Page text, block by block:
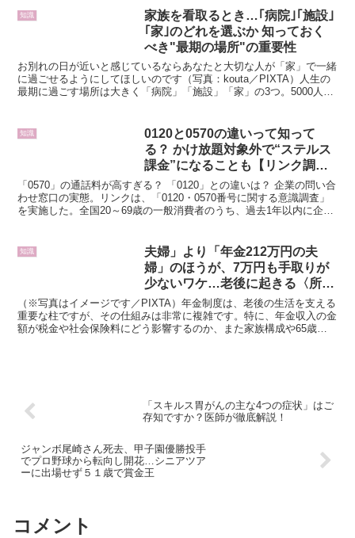
知識
家族を看取るとき…｢病院｣｢施設｣
｢家｣のどれを選ぶか 知っておく
べき"最期の場所"の重要性
お別れの日が近いと感じているならあなたと大切な人が「家」で一緒
に過ごせるようにしてほしいのです（写真：kouta／PIXTA）人生の
最期に過ごす場所は大きく「病院」「施設」「家」の3つ。5000人以
知識
0120と0570の違いって知って
る？ かけ放題対象外で“ステルス
課金”になることも【リンク調
べ】
「0570」の通話料が高すぎる？ 「0120」との違いは？ 企業の問い合
わせ窓口の実態。リンクは、「0120・0570番号に関する意識調査」
を実施した。全国20～69歳の一般消費者のうち、過去1年以内に企業
知識
夫婦」より「年金212万円の夫
婦」のほうが、7万円も手取りが
少ないワケ…老後に起きる〈所得
逆転〉の正体【FPが解説】
（※写真はイメージです／PIXTA）年金制度は、老後の生活を支える
重要な柱ですが、その仕組みは非常に複雑です。特に、年金収入の金
額が税金や社会保険料にどう影響するのか、また家族構成や65歳以
「スキルス胃がんの主な4つの症状」はご
存知ですか？医師が徹底解説！
ジャンボ尾崎さん死去、甲子園優勝投手
でプロ野球から転向し開花…シニアツア
ーに出場せず５１歳で賞金王
コメント